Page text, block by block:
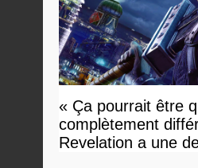
« Ça pourrait être
complètement
Revelation a une